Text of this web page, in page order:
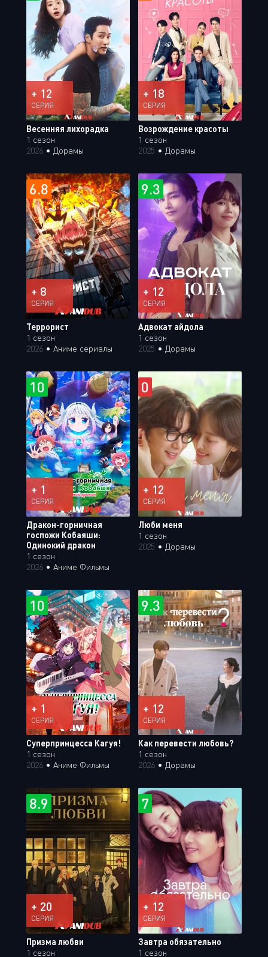
+ 12
СЕРИЯ
Весенняя лихорадка
1 сезон
2026 • Дорамы
+ 18
СЕРИЯ
Возрождение красоты
1 сезон
2025 • Дорамы
6.8
+ 8
СЕРИЯ
Террорист
1 сезон
2026 • Аниме сериалы
9.3
+ 12
СЕРИЯ
Адвокат айдола
1 сезон
2025 • Дорамы
10
+ 1
СЕРИЯ
Дракон-горничная
госпожи Кобаяши:
Одинокий дракон
1 сезон
2026 • Аниме Фильмы
0
+ 12
СЕРИЯ
Люби меня
1 сезон
2025 • Дорамы
10
+ 1
СЕРИЯ
Суперпринцесса Кагуя!
1 сезон
2026 • Аниме Фильмы
9.3
+ 12
СЕРИЯ
Как перевести любовь?
1 сезон
2026 • Дорамы
8.9
+ 20
СЕРИЯ
Призма любви
1 сезон
7
+ 12
СЕРИЯ
Завтра обязательно
1 сезон